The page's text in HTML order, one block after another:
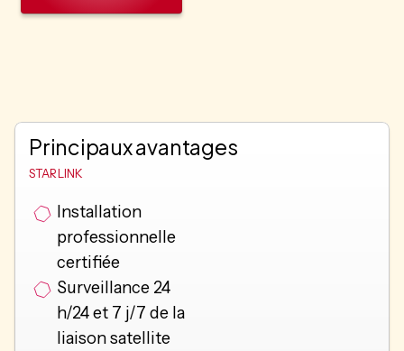
Principaux avantages
STARLINK
Installation
professionnelle
certifiée
Surveillance 24
h/24 et 7 j/7 de la
liaison satellite